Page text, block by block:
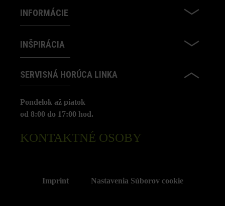
INFORMÁCIE
INŠPIRÁCIA
SERVISNÁ HORÚCA LINKA
Pondelok až piatok
od 8:00 do 17:00 hod.
KONTAKTNÉ OSOBY
Imprint Nastavenia Súborov cookie